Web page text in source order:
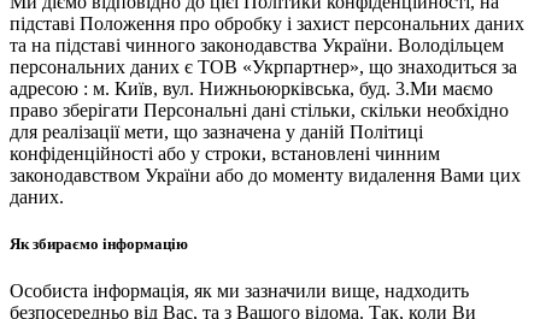
підставі Положення про обробку і захист персональних даних
та на підставі чинного законодавства України. Володільцем
персональних даних є ТОВ «Укрпартнер», що знаходиться за
адресою : м. Київ, вул. Нижньоюркiвська, буд. 3.Ми маємо
право зберігати Персональні дані стільки, скільки необхідно
для реалізації мети, що зазначена у даній Політиці
конфіденційності або у строки, встановлені чинним
законодавством України або до моменту видалення Вами цих
даних.
Як збираємо інформацію
Особиста інформація, як ми зазначили вище, надходить
безпосередньо від Вас, та з Вашого відома. Так, коли Ви